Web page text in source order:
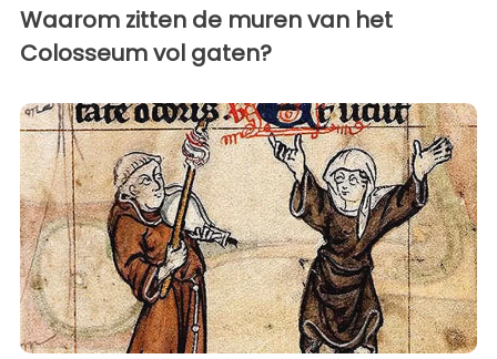
Waarom zitten de muren van het
Colosseum vol gaten?